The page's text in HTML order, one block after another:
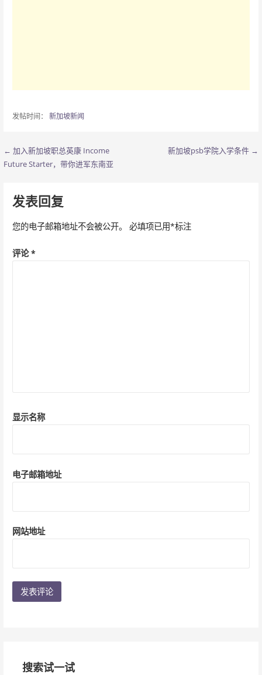
发帖时间： 新加坡新闻
文
导
航
← 加入新加坡职总英康 Income
Future Starter，带你进军东南亚
新加坡psb学院入学条件 →
发表回复
您的电子邮箱地址不会被公开。 必填项已用*标注
评论*
显示名称
电子邮箱地址
网站地址
搜索试一试